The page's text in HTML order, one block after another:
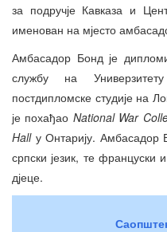
за подручје Кавказа и
именован на мјесто
Амбасадор Бонд је
службу на
постдипломске студије на
је похађао National War
Hallу Онтарију. Амбасадор
српски језик, те
дјеце.